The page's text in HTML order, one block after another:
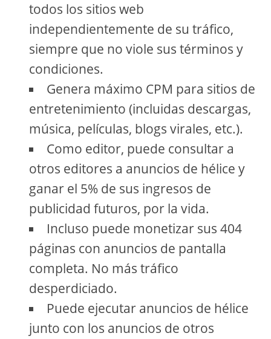
todos los sitios web
independientemente de su tráfico,
siempre que no viole sus términos y
condiciones.
Genera máximo CPM para sitios de
entretenimiento (incluidas descargas,
música, películas, blogs virales, etc.).
Como editor, puede consultar a
otros editores a anuncios de hélice y
ganar el 5% de sus ingresos de
publicidad futuros, por la vida.
Incluso puede monetizar sus 404
páginas con anuncios de pantalla
completa. No más tráfico
desperdiciado.
Puede ejecutar anuncios de hélice
junto con los anuncios de otros